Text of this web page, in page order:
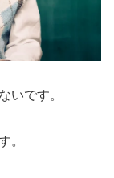
いです。
。